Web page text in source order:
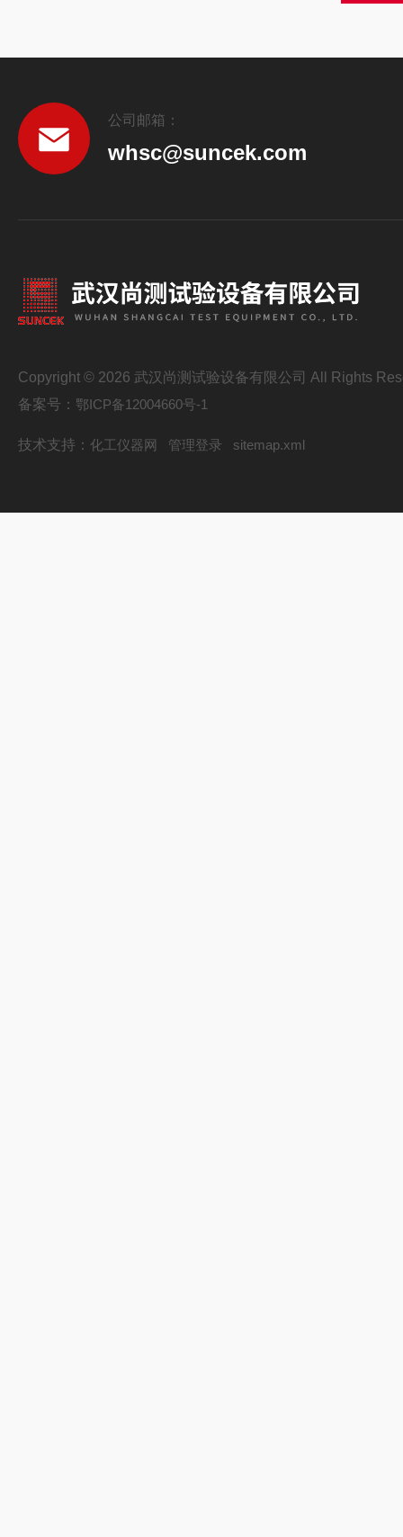
公司邮箱：
whsc@suncek.com
Copyright © 2026 武汉尚测试验设备有限公司 All Rights
备案号： 鄂ICP备12004660号-1
技术支持： 化工仪器网 管理登录 sitemap.xml